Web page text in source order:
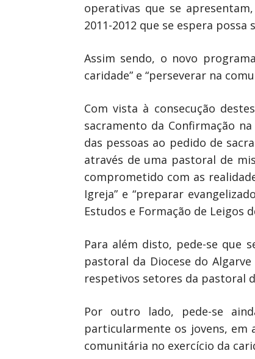
operativas que se
2011-2012 que se espera
Assim sendo, o novo
caridade” e “perseverar na
Com vista à consecução
sacramento da Confirmação
das pessoas ao pedido de
através de uma pastoral de
comprometido com as
Igreja” e “preparar
Estudos e Formação de Leigos
Para além disto, pede-se que
pastoral da Diocese do
respetivos setores da pastoral
Por outro lado, pede-se
particularmente os jovens, em
comunitária no exercício da